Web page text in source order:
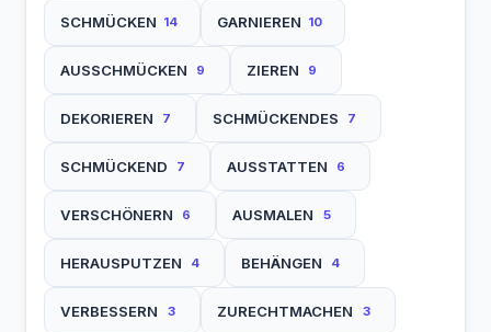
SCHMÜCKEN 14 GARNIEREN 10
AUSSCHMÜCKEN 9 ZIEREN 9
DEKORIEREN 7 SCHMÜCKENDES 7
SCHMÜCKEND 7 AUSSTATTEN 6
VERSCHÖNERN 6 AUSMALEN 5
HERAUSPUTZEN 4 BEHÄNGEN 4
VERBESSERN 3 ZURECHTMACHEN 3